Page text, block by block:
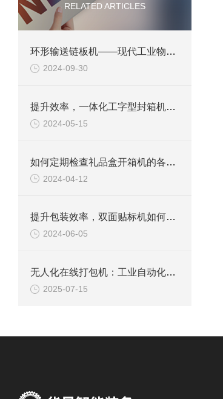
RELATED ARTICLES
环形输送链板机——现代工业物流的纽带
2024-09-30
提升效率，一体化工字型封箱机助力包装行业升级
2024-05-15
如何定期检查礼品盒开箱机的各部件？
2024-04-12
提升包装效率，双面贴标机如何选？
2024-06-05
无人化在线打包机：工业自动化的璀璨之星
2025-07-15